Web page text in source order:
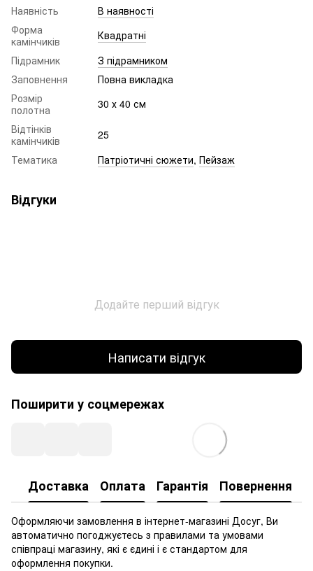
Наявність
В наявності
Форма
камінчиків
Квадратні
Підрамник
З підрамником
Заповнення
Повна викладка
Розмір
полотна
30 х 40 см
Відтінків
камінчиків
25
Тематика
Патріотичні сюжети, Пейзаж
Відгуки
Додайте перший відгук
Написати відгук
Поширити у соцмережах
Доставка Оплата Гарантія Повернення
Оформляючи замовлення в інтернет-магазині Досуг, Ви
автоматично погоджуєтесь з правилами та умовами
співпраці магазину, які є єдині і є стандартом для
оформлення покупки.